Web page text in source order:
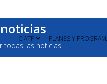
CIATF PLANES Y
todas las noticias